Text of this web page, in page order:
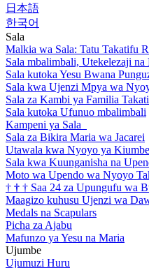
日本語
한국어
Sala
Malkia wa Sala: Tatu Takatifu
Sala mbalimbali, Utekelezaji na
Sala kutoka Yesu Bwana
Sala kwa Ujenzi Mpya wa
Sala za Kambi ya Familia
Sala kutoka Ufunuo mbalimbali
Kampeni ya Sala
Sala za Bikira Maria wa Jacarei
Utawala kwa Nyoyo ya
Sala kwa Kuunganisha na
Moto wa Upendo wa Nyoyo
† † † Saa 24 za Upungufu wa
Maagizo kuhusu Ujenzi wa
Medals na Scapulars
Picha za Ajabu
Mafunzo ya Yesu na Maria
Ujumbe
Ujumuzi Huru